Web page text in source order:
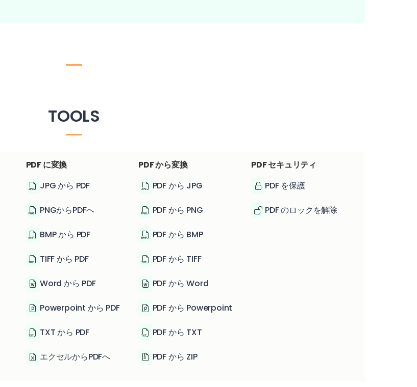
TOOLS
PDF に変換
JPG から PDF
PNGからPDFへ
BMP から PDF
TIFF から PDF
Word から PDF
Powerpoint から PDF
TXT から PDF
エクセルからPDFへ
PDF から変換
PDF から JPG
PDF から PNG
PDF から BMP
PDF から TIFF
PDF から Word
PDF から Powerpoint
PDF から TXT
PDF から ZIP
PDF セキュリティ
PDF を保護
PDF のロックを解除